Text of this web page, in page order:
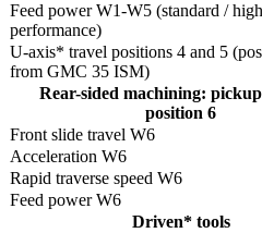
Feed power W1-W5 (standard / high
performance)
U-axis* travel positions 4 and 5
from GMC 35 ISM)
Rear-sided machining:
position 6
Front slide travel W6
Acceleration W6
Rapid traverse speed W6
Feed power W6
Driven* tools